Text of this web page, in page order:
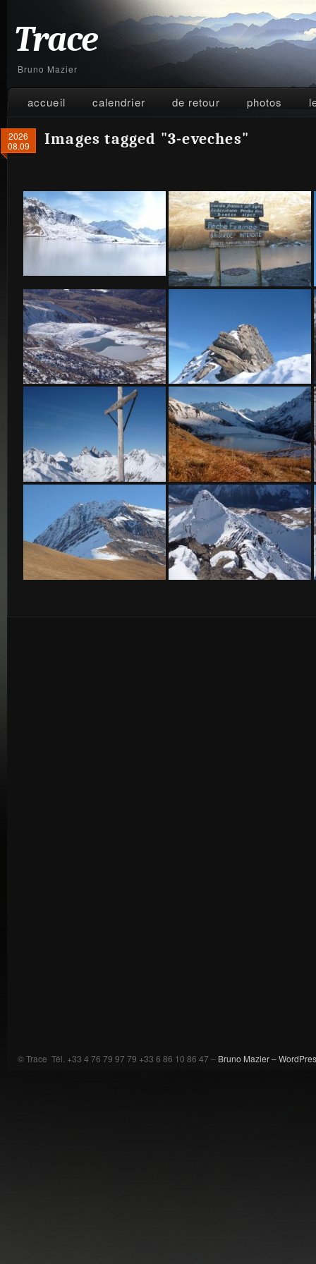
Trace
Bruno Mazier
accueil calendrier de retour photos
2026
08.09
Images tagged "3-eveches"
© Trace Tél. +33 4 76 79 97 79 +33 6 86 10 86 47 – Bruno Mazier –